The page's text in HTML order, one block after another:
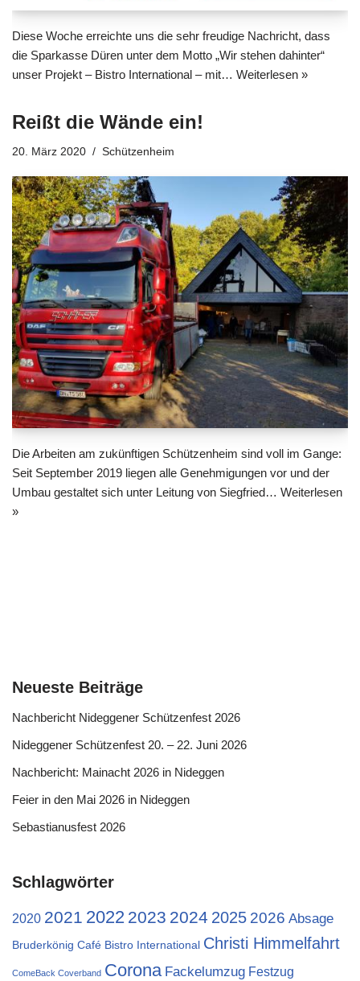
Diese Woche erreichte uns die sehr freudige Nachricht, dass
die Sparkasse Düren unter dem Motto „Wir stehen dahinter“
unser Projekt – Bistro International – mit… Weiterlesen »
Reißt die Wände ein!
20. März 2020 Schützenheim
Die Arbeiten am zukünftigen Schützenheim sind voll im Gange:
Seit September 2019 liegen alle Genehmigungen vor und der
Umbau gestaltet sich unter Leitung von Siegfried… Weiterlesen
»
Neueste Beiträge
Nachbericht Nideggener Schützenfest 2026
Nideggener Schützenfest 20. – 22. Juni 2026
Nachbericht: Mainacht 2026 in Nideggen
Feier in den Mai 2026 in Nideggen
Sebastianusfest 2026
Schlagwörter
2020 2021 2022 2023 2024 2025 2026 Absage
Bruderkönig Café Bistro International Christi Himmelfahrt
ComeBack Coverband Corona Fackelumzug Festzug